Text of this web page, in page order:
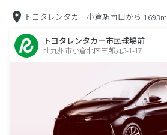
トヨタレンタカー小倉駅南口から 1693m
トヨタレンタカー市民球場前
北九州市小倉北区三郎丸3-1-17